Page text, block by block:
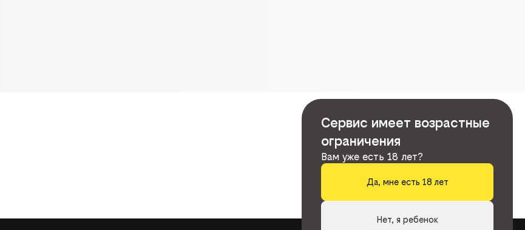
Сервис имеет возрастные
ограничения
Вам уже есть 18 лет?
Да, мне есть 18 лет
Нет, я ребенок